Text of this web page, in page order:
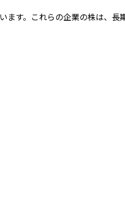
す。これらの企業の株は、